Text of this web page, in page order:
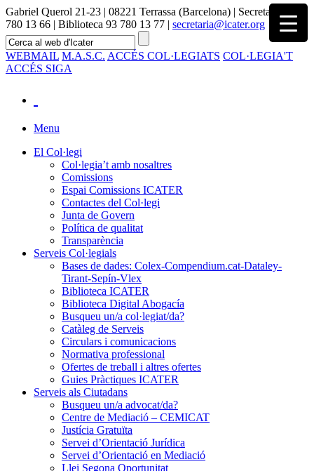
Gabriel Querol 21-23 | 08221 Terrassa (Barcelona) | Secretaria 93
780 13 66 | Biblioteca 93 780 13 77 | secretaria@icater.org
WEBMAIL M.A.S.C. ACCÉS COL·LEGIATS COL·LEGIA'T
ACCÉS SIGA
Menu
El Col·legi
Col·legia’t amb nosaltres
Comissions
Espai Comissions ICATER
Contactes del Col·legi
Junta de Govern
Política de qualitat
Transparència
Serveis Col·legials
Bases de dades: Colex-Compendium.cat-Dataley-
Tirant-Sepín-Vlex
Biblioteca ICATER
Biblioteca Digital Abogacía
Busqueu un/a col·legiat/da?
Catàleg de Serveis
Circulars i comunicacions
Normativa professional
Ofertes de treball i altres ofertes
Guies Pràctiques ICATER
Serveis als Ciutadans
Busqueu un/a advocat/da?
Centre de Mediació – CEMICAT
Justícia Gratuïta
Servei d’Orientació Jurídica
Servei d’Orientació en Mediació
Llei Segona Oportunitat